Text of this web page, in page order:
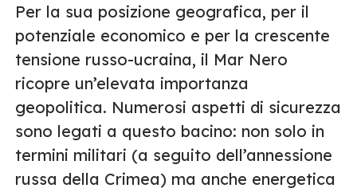
Per la sua posizione geografica, per il
potenziale economico e per la crescente
tensione russo-ucraina, il Mar Nero
ricopre un’elevata importanza
geopolitica. Numerosi aspetti di sicurezza
sono legati a questo bacino: non solo in
termini militari (a seguito dell’annessione
russa della Crimea) ma anche energetica